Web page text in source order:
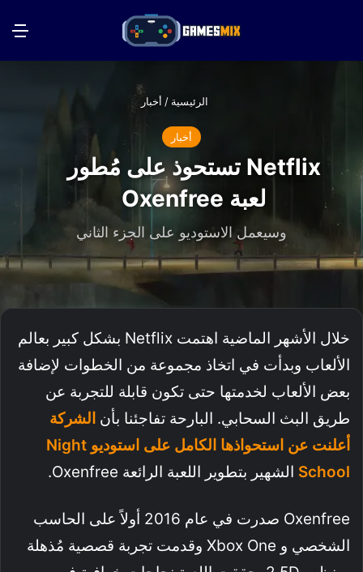
الرئيسية / أخبار
أخبار
Netflix تستحوذ على مُطور
لعبة Oxenfree
وسيعمل الاستوديو على الجزء الثاني
خلال الأشهر الماضية اهتمت Netflix بشكل كبير بعالم
الألعاب وبدأت في اتخاذ مجموعة من الخطوات لإضافة
بعض الألعاب لخدمتها حتى تكون قابلة للتجربة عن
طريق البث السحابي. البارحة تفاجئنا بأن الشركة
أعلنت عن استحواذها الكامل على استوديو Night
School الشهير بتطوير اللعبة الرائعة Oxenfree.
Oxenfree صدرت في عام 2016 أولاً على الحاسب
الشخصي و Xbox One وقدمت تجربة قصصية مُذهلة